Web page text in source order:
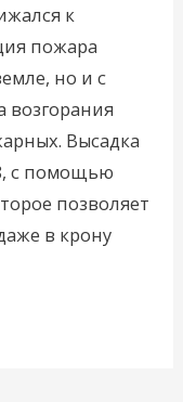
к
пожара
но и с
возгорания
Высадка
с помощью
позволяет
в крону